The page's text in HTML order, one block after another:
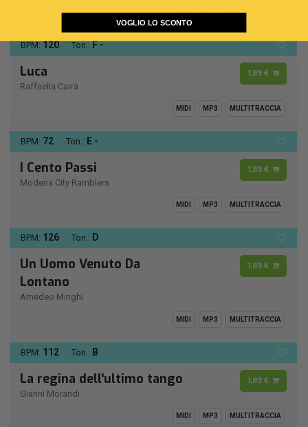
MIDI MP3 MULTITRACCIA
BPM: 120 Ton.: F -
Luca
Raffaella Carrà
1,89 €
MIDI MP3 MULTITRACCIA
BPM: 72 Ton.: E -
I Cento Passi
Modena City Ramblers
1,89 €
MIDI MP3 MULTITRACCIA
BPM: 126 Ton.: D
Un Uomo Venuto Da
Lontano
Amedeo Minghi
1,89 €
MIDI MP3 MULTITRACCIA
BPM: 112 Ton.: B
La regina dell'ultimo tango
Gianni Morandi
1,89 €
MIDI MP3 MULTITRACCIA
VOGLIO LO SCONTO